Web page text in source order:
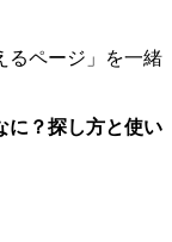
るページ」を一緒
に？探し方と使い